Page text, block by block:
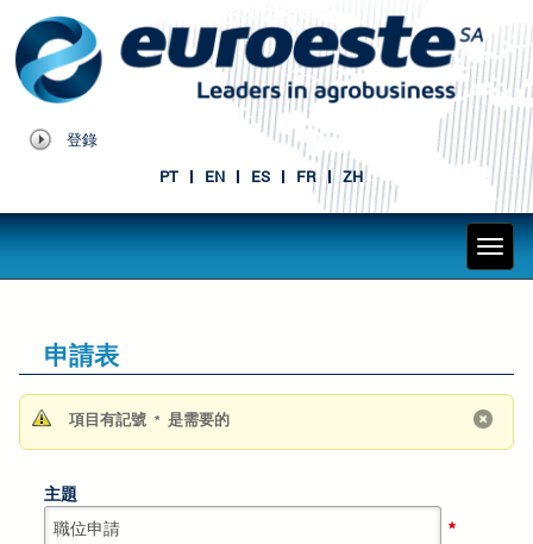
登錄
PT
EN ES FR ZH
申請表
項目有記號 * 是需要的
主題
*